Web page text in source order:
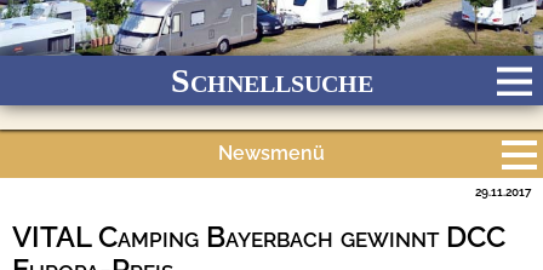
(c) VITAL Camping Bayerbach/ Tonya Schulz
Schnellsuche
Stadtnah
Ganzjährig geöffnet
Newsmenü
Campingplätze
VITAL Camping Bayerbach gewinnt DCC
29.11.2017